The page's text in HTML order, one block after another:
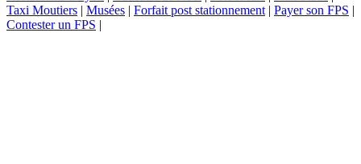
Taxi Moutiers | Musées | Forfait post stationnement | Payer son FPS |
Contester un FPS |